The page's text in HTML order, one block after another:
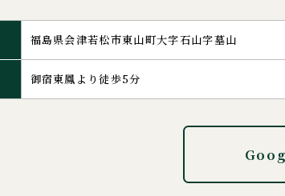
福島県会津若松市東山町大字石山字墓山
御宿東鳳より徒歩5分